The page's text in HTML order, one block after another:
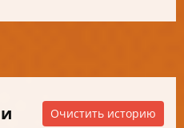
Очистить историю